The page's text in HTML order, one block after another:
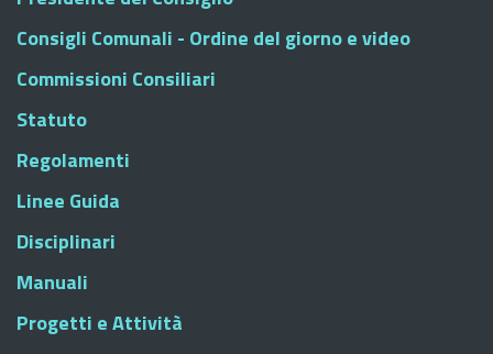
Consigli Comunali - Ordine del giorno e video
Commissioni Consiliari
Statuto
Regolamenti
Linee Guida
Disciplinari
Manuali
Progetti e Attività